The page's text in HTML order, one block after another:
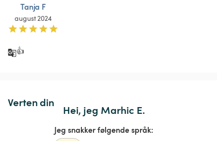
Tanja F
august 2024
👍
Verten din
Hei, jeg Marhic E.
Jeg snakker følgende språk: